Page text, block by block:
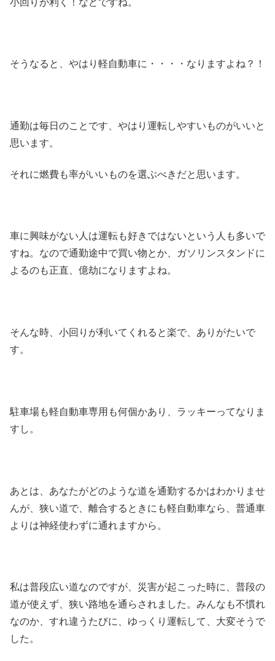
そうなると、やはり軽自動車に・・・・なりますよね？！
通勤は毎日のことです、やはり運転しやすいものがいいと
思います。
それに燃費も率がいいものを選ぶべきだと思います。
車に興味がない人は運転も好きではないという人も多いで
すね。なので通勤途中で買い物とか、ガソリンスタンドに
よるのも正直、億劫になりますよね。
そんな時、小回りが利いてくれると楽で、ありがたいで
す。
駐車場も軽自動車専用も何個かあり、ラッキーってなりま
すし。
あとは、あなたがどのような道を通勤するかはわかりませ
んが、狭い道で、離合するときにも軽自動車なら、普通車
よりは神経使わずに通れますから。
私は普段広い道なのですが、災害が起こった時に、普段の
道が使えず、狭い路地を通らされました。みんなも不慣れ
なのか、すれ違うたびに、ゆっくり運転して、大変そうで
した。